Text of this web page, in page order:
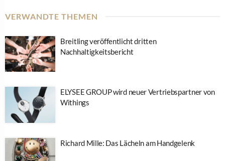
VERWANDTE THEMEN
Breitling veröffentlicht dritten
Nachhaltigkeitsbericht
ELYSEE GROUP wird neuer Vertriebspartner von
Withings
Richard Mille: Das Lächeln am Handgelenk